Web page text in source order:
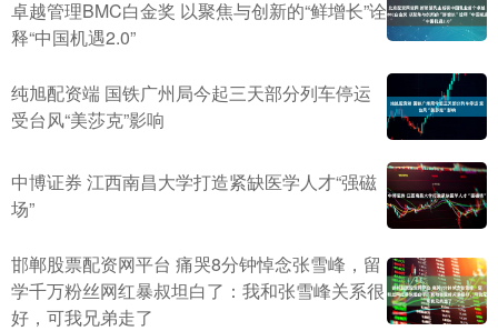
卓越管理BMC白金奖 以聚焦与创新的“鲜增长”诠
释“中国机遇2.0”
纯旭配资端 国铁广州局今起三天部分列车停运
受台风“美莎克”影响
中博证券 江西南昌大学打造紧缺医学人才“强磁
场”
邯郸股票配资网平台 痛哭8分钟悼念张雪峰，留
学千万粉丝网红暴叔坦白了：我和张雪峰关系很
好，可我兄弟走了